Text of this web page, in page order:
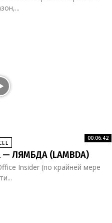
00:06:42
ЛЯМБДА (LAMBDA)
Insider (по крайней мере